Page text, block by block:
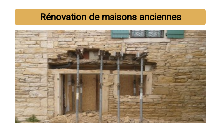
Rénovation de maisons anciennes